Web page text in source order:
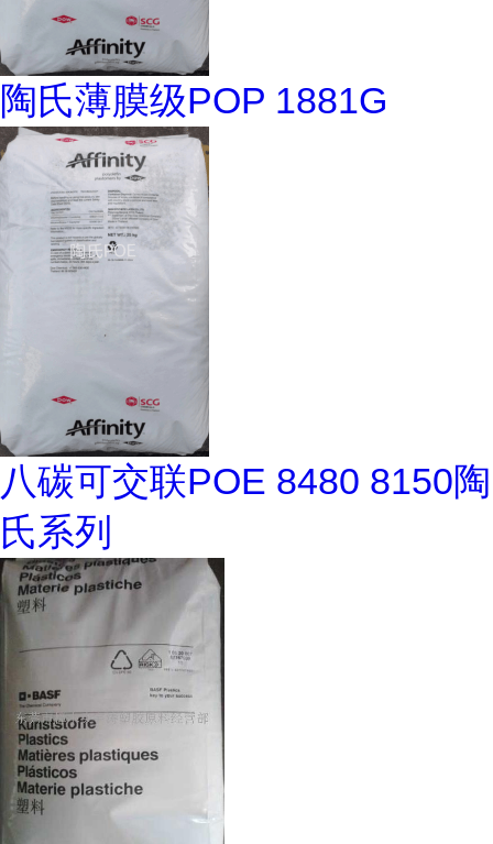
陶氏薄膜级POP 1881G
八碳可交联POE 8480 8150陶
氏系列